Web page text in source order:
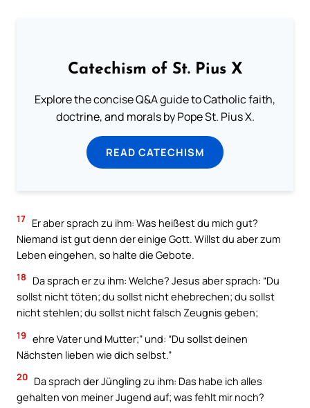
Catechism of St. Pius X
Explore the concise Q&A guide to Catholic faith,
doctrine, and morals by Pope St. Pius X.
READ CATECHISM
17 Er aber sprach zu ihm: Was heißest du mich gut?
Niemand ist gut denn der einige Gott. Willst du aber zum
Leben eingehen, so halte die Gebote.
18
Da sprach er zu ihm: Welche? Jesus aber sprach: “Du
sollst nicht töten; du sollst nicht ehebrechen; du sollst
nicht stehlen; du sollst nicht falsch Zeugnis geben;
19 ehre Vater und Mutter;” und: “Du sollst deinen
Nächsten lieben wie dich selbst.”
20 Da sprach der Jüngling zu ihm: Das habe ich alles
gehalten von meiner Jugend auf; was fehlt mir noch?